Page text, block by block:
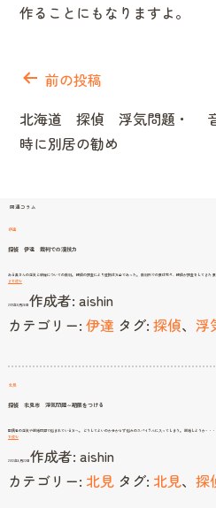
作ることにもなりますよ。
稿
ビ
ゲ
ン
前の投稿
北海道 探偵 浮気問題・
時に別居の勧め
関連コラム
伊達
探偵 伊達 裁判での演技力
ある奥さんの浮気と親権についての裁判。 探偵の調査により証拠は万全であった。 裁判所での妻は我々、探偵が調査をしてき
きを読む探
裁
の
2011年8月26日作成者: aishin
カテゴリー: 伊達 タグ: 探偵、 浮
北見
探偵 北見市 浮気問題～期限をつける
配偶者の浮気や離婚問題で悩まれている方へ。 どうしてよいのか分からず 悩みのスパイラルに入ってしまう。 離婚しようか・
を読む探
市
問
題
2012年6月22日作成者: aishin
カテゴリー: 北見 タグ: 北見、 探